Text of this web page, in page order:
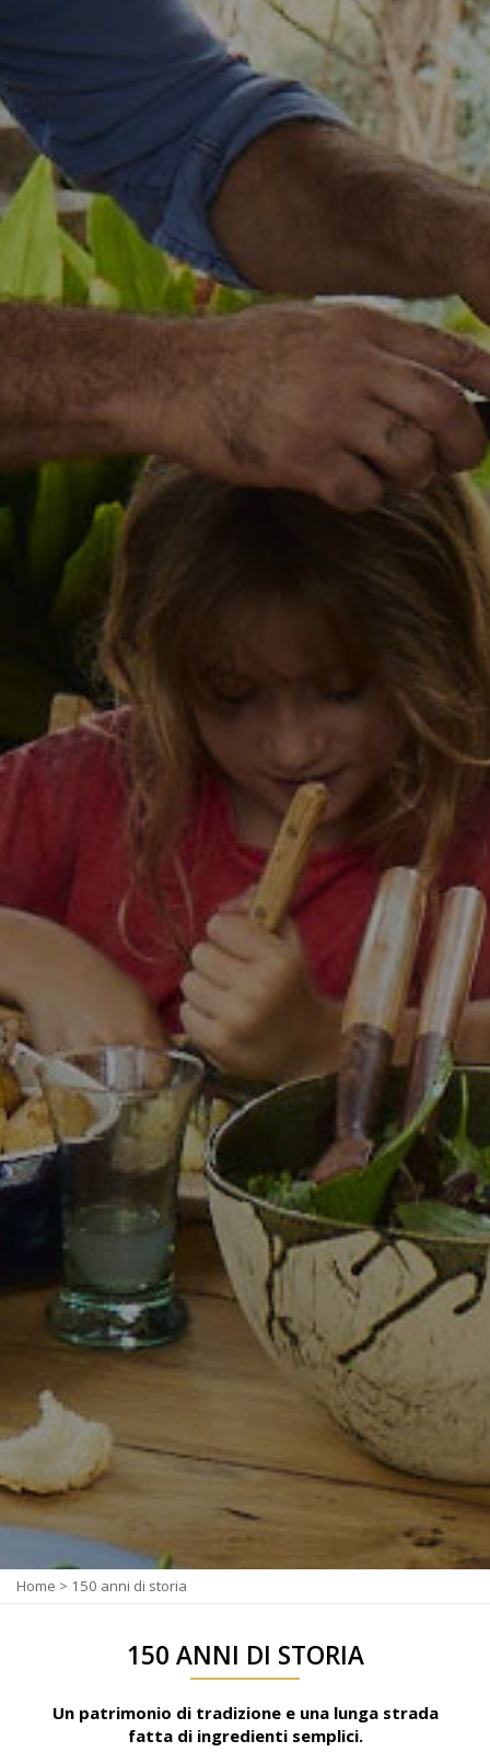
Home > 150 anni di storia
150 ANNI DI STORIA
Un patrimonio di tradizione e una lunga strada
fatta di ingredienti semplici.